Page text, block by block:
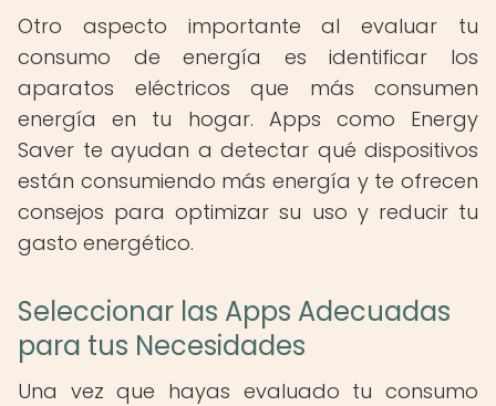
Otro aspecto importante al evaluar tu
consumo de energía es identificar los
aparatos eléctricos que más consumen
energía en tu hogar. Apps como Energy
Saver te ayudan a detectar qué dispositivos
están consumiendo más energía y te ofrecen
consejos para optimizar su uso y reducir tu
gasto energético.
Seleccionar las Apps Adecuadas
para tus Necesidades
Una vez que hayas evaluado tu consumo